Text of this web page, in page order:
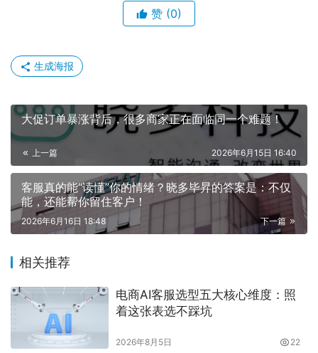
赞 (0)
生成海报
大促订单暴涨背后，很多商家正在面临同一个难题！
上一篇 2026年6月15日 16:40
客服真的能“读懂”你的情绪？晓多毕昇的答案是：不仅
能，还能帮你留住客户！
下一篇
2026年6月16日 18:48
相关推荐
电商AI客服选型五大核心维度：照
着这张表选不踩坑
2026年8月5日 22